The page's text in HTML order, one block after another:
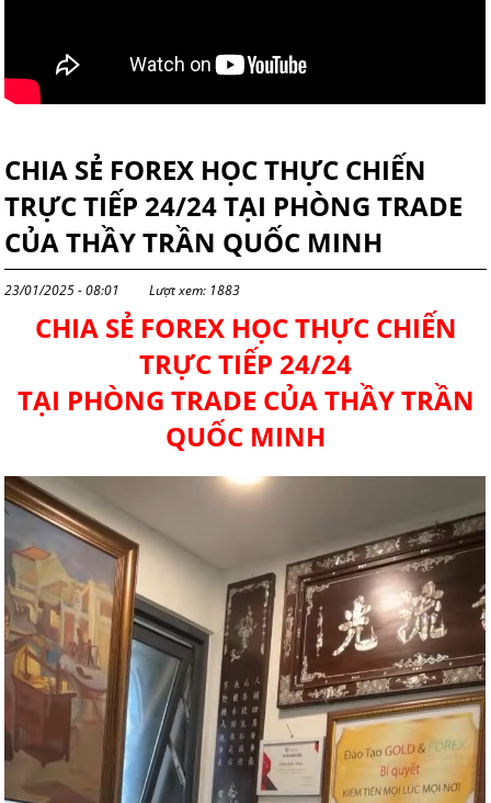
CHIA SẺ FOREX HỌC THỰC CHIẾN
TRỰC TIẾP 24/24 TẠI PHÒNG TRADE
CỦA THẦY TRẦN QUỐC MINH
23/01/2025 - 08:01 Lượt xem: 1883
CHIA SẺ FOREX HỌC THỰC CHIẾN
TRỰC TIẾP 24/24
TẠI PHÒNG TRADE CỦA THẦY TRẦN
QUỐC MINH